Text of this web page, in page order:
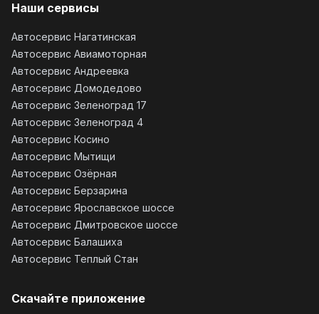
Наши сервисы
Автосервис Нагатинская
Автосервис Авиамоторная
Автосервис Андреевка
Автосервис Домодедово
Автосервис Зеленоград 17
Автосервис Зеленоград 4
Автосервис Косино
Автосервис Мытищи
Автосервис Озёрная
Автосервис Берзарина
Автосервис Ярославское шоссе
Автосервис Дмитровское шоссе
Автосервис Балашиха
Автосервис Теплый Стан
Скачайте приложение